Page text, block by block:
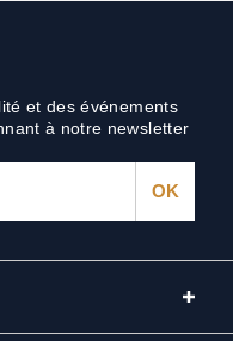
et des événements
à notre newsletter